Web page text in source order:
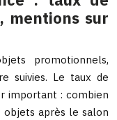
mentions sur
promotionnels,
suivies. Le taux de
important : combien
objets après le salon